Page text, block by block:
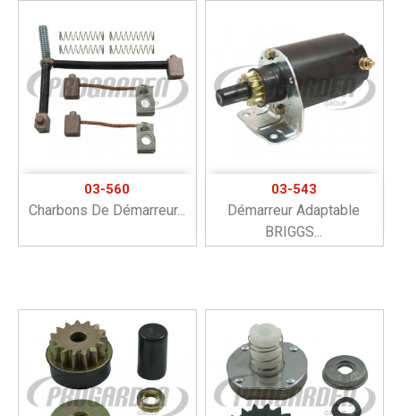
03-560
Charbons De Démarreur...
03-543
Démarreur Adaptable
BRIGGS...